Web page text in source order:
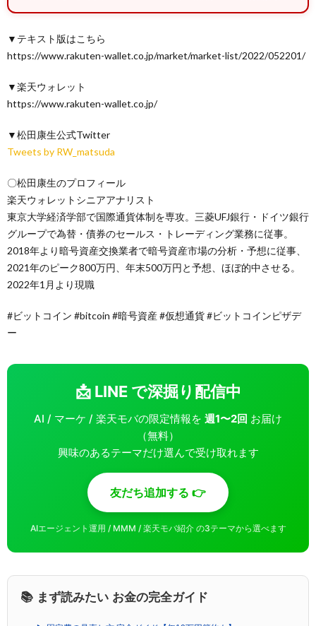
▼テキスト版はこちら
https://www.rakuten-wallet.co.jp/market/market-list/2022/052201/
▼楽天ウォレット
https://www.rakuten-wallet.co.jp/
▼松田康生公式Twitter
Tweets by RW_matsuda
〇松田康生のプロフィール
楽天ウォレットシニアアナリスト
東京大学経済学部で国際通貨体制を専攻。三菱UFJ銀行・ドイツ銀行
グループで為替・債券のセールス・トレーディング業務に従事。
2018年より暗号資産交換業者で暗号資産市場の分析・予想に従事、
2021年のピーク800万円、年末500万円と予想、ほぼ的中させる。
2022年1月より現職
#ビットコイン #bitcoin #暗号資産 #仮想通貨 #ビットコインピザデ
ー
📩 LINE で深掘り配信中
AI / マーケ / 楽天モバの限定情報を 週1〜2回 お届け
（無料）
興味のあるテーマだけ選んで受け取れます
友だち追加する 👉
AIエージェント運用 / MMM / 楽天モバ紹介 の3テーマから選べます
📚 まず読みたい お金の完全ガイド